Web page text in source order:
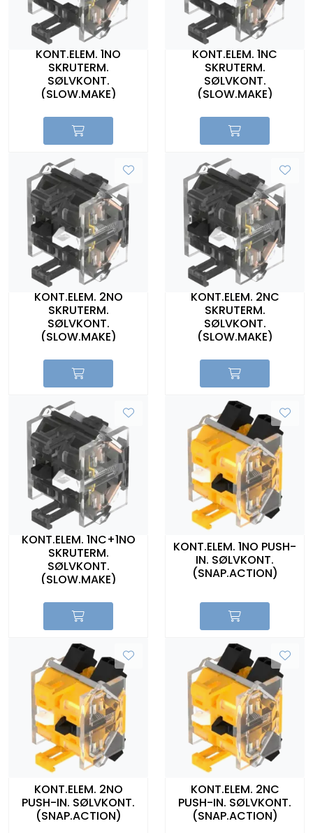
KONT.ELEM. 1NO
SKRUTERM.
SØLVKONT.
(SLOW.MAKE)
KONT.ELEM. 1NC
SKRUTERM.
SØLVKONT.
(SLOW.MAKE)
KONT.ELEM. 2NO
SKRUTERM.
SØLVKONT.
(SLOW.MAKE)
KONT.ELEM. 2NC
SKRUTERM.
SØLVKONT.
(SLOW.MAKE)
KONT.ELEM. 1NC+1NO
SKRUTERM.
SØLVKONT.
(SLOW.MAKE)
KONT.ELEM. 1NO PUSH-
IN. SØLVKONT.
(SNAP.ACTION)
KONT.ELEM. 2NO
PUSH-IN. SØLVKONT.
(SNAP.ACTION)
KONT.ELEM. 2NC
PUSH-IN. SØLVKONT.
(SNAP.ACTION)